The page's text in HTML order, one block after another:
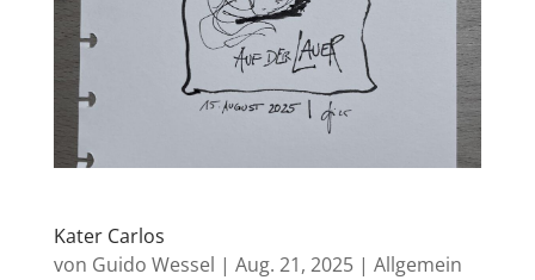
Kater Carlos
von Guido Wessel | Aug. 21, 2025| Allgemein